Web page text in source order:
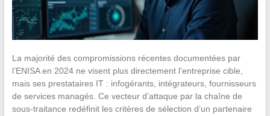
La majorité des compromissions récentes documentées par
l’ENISA en 2024 ne visent plus directement l’entreprise cible,
mais ses prestataires IT : infogérants, intégrateurs, fournisseurs
de services managés. Ce vecteur d’attaque par la chaîne de
sous-traitance redéfinit les critères de sélection d’un partenaire